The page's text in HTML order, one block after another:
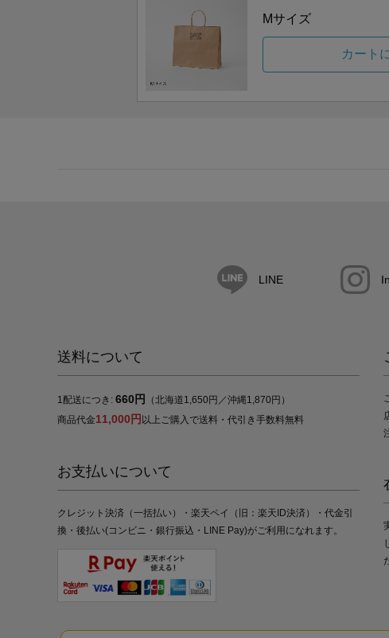
Mサイズ
カート
LINE
送料について
1配送につき: 660円
（北海道1,650円／沖縄1,870円）
商品代金11,000円 以上ご購入で送料・代引き手数料無料
お支払いについて
クレジット決済（一括払い）・楽天ペイ（旧：楽天ID決済）・代金引
換・後払い(コンビニ・銀行振込・LINE Pay)がご利用になれます。